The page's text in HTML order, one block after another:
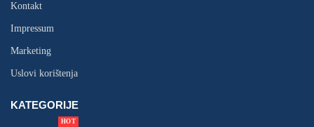
Kontakt
Impressum
Marketing
Uslovi korištenja
KATEGORIJE
HOT